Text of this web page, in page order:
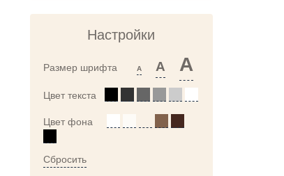
Настройки
Размер шрифта A A A
Цвет текста
Цвет фона
Сбросить